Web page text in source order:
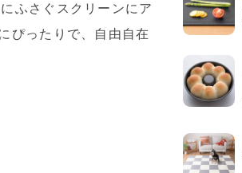
ふさぐスクリーンにア
ぴったりで、自由自在